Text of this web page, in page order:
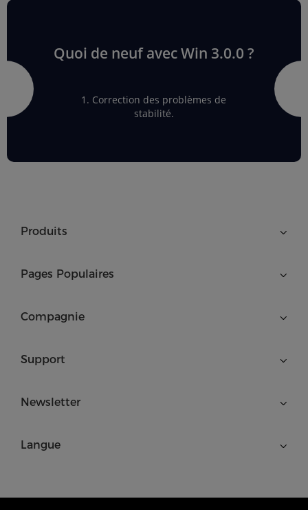
Quoi de neuf avec Win 3.0.0 ?
1. Correction des problèmes de
stabilité.
Produits
Pages Populaires
Compagnie
Support
Newsletter
Langue